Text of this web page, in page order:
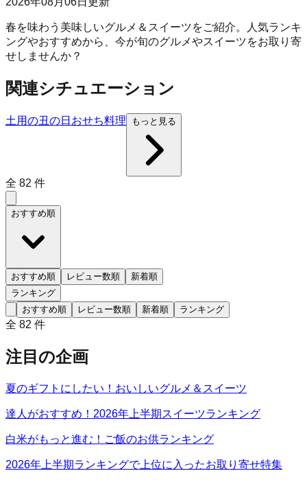
春を味わう美味しいグルメ＆スイーツをご紹介。人気ランキ
ングやおすすめから、今が旬のグルメやスイーツをお取り寄
せしませんか？
関連シチュエーション
土用の丑の日 おせち料理 もっと見る
全 82 件
おすすめ順
おすすめ順 レビュー数順
新着順
ランキング
おすすめ順
レビュー数順 新着順 ランキング
全 82 件
注目の企画
夏のギフトにしたい！おいしいグルメ＆スイーツ
達人がおすすめ！2026年上半期スイーツランキング
白米がもっと進む！ご飯のお供ランキング
2026年上半期ランキングで上位に入ったお取り寄せ特集